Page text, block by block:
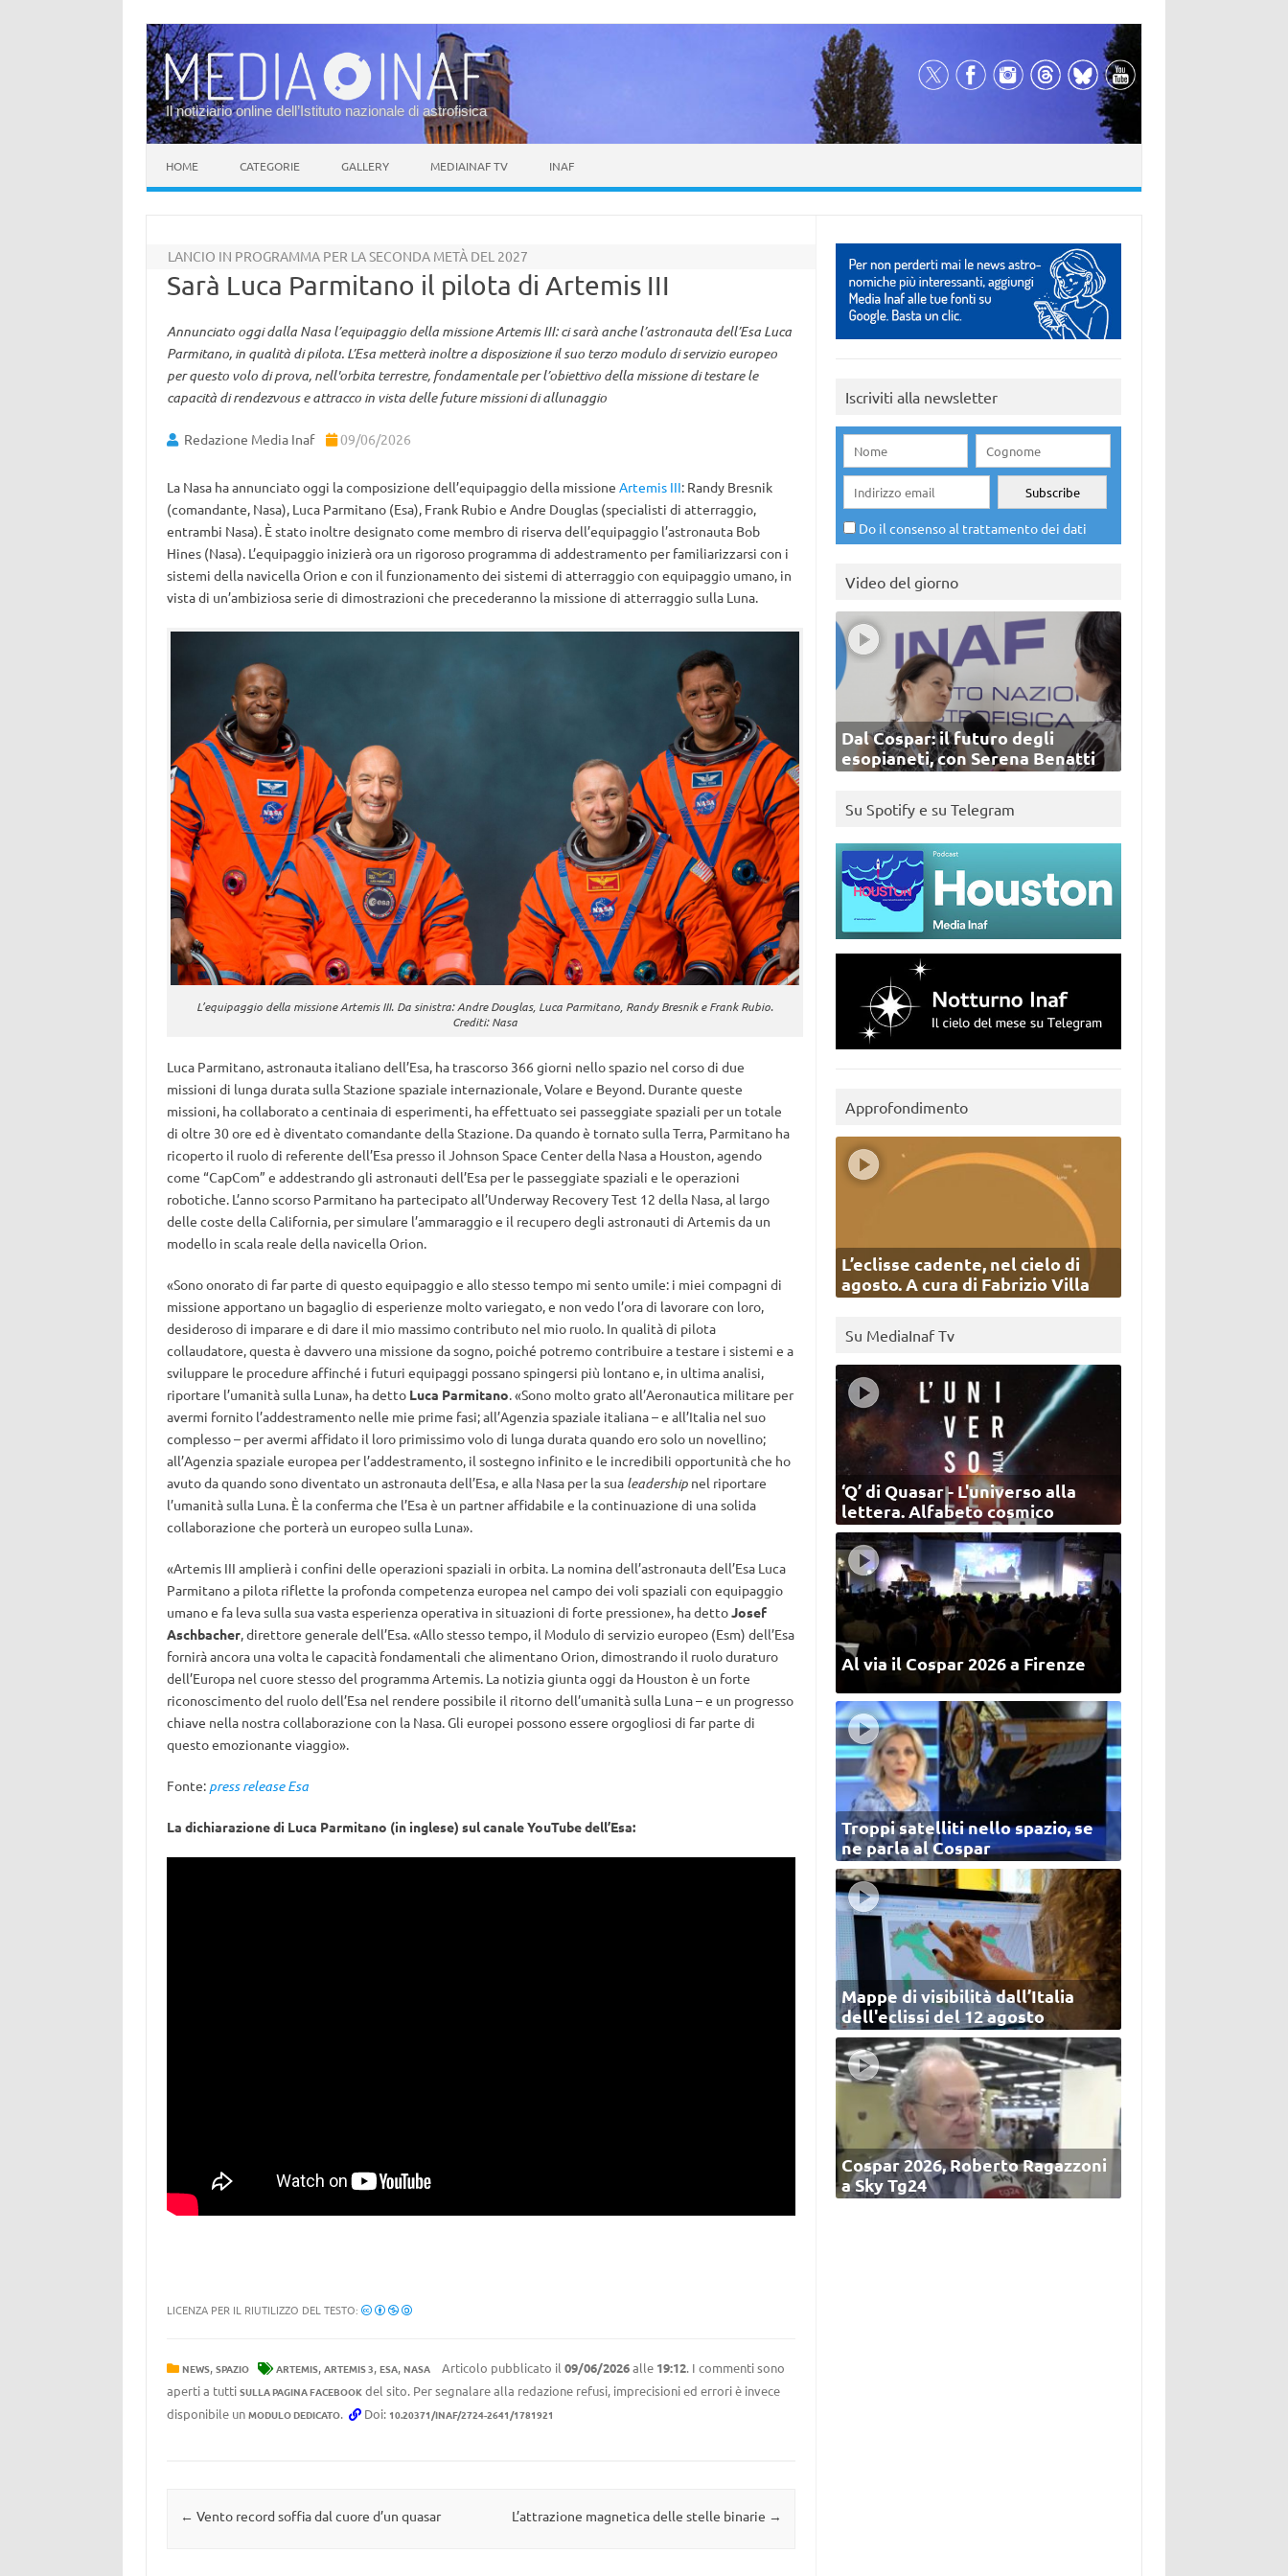
Il notiziario online dell’Istituto nazionale di astrofisica
HOME CATEGORIE GALLERY MEDIAINAF TV INAF
LANCIO IN PROGRAMMA PER LA SECONDA METÀ DEL 2027
Sarà Luca Parmitano il pilota di Artemis III
Annunciato oggi dalla Nasa l’equipaggio della missione Artemis III: ci sarà anche l’astronauta dell’Esa Luca
Parmitano, in qualità di pilota. L’Esa metterà inoltre a disposizione il suo terzo modulo di servizio europeo
per questo volo di prova, nell'orbita terrestre, fondamentale per l’obiettivo della missione di testare le
capacità di rendezvous e attracco in vista delle future missioni di allunaggio
Redazione Media Inaf 09/06/2026
La Nasa ha annunciato oggi la composizione dell’equipaggio della missione Artemis III: Randy Bresnik
(comandante, Nasa), Luca Parmitano (Esa), Frank Rubio e Andre Douglas (specialisti di atterraggio,
entrambi Nasa). È stato inoltre designato come membro di riserva dell’equipaggio l’astronauta Bob
Hines (Nasa). L’equipaggio inizierà ora un rigoroso programma di addestramento per familiarizzarsi con i
sistemi della navicella Orion e con il funzionamento dei sistemi di atterraggio con equipaggio umano, in
vista di un’ambiziosa serie di dimostrazioni che precederanno la missione di atterraggio sulla Luna.
L’equipaggio della missione Artemis III. Da sinistra: Andre Douglas, Luca Parmitano, Randy Bresnik e Frank Rubio.
Crediti: Nasa
Luca Parmitano, astronauta italiano dell’Esa, ha trascorso 366 giorni nello spazio nel corso di due
missioni di lunga durata sulla Stazione spaziale internazionale, Volare e Beyond. Durante queste
missioni, ha collaborato a centinaia di esperimenti, ha effettuato sei passeggiate spaziali per un totale
di oltre 30 ore ed è diventato comandante della Stazione. Da quando è tornato sulla Terra, Parmitano ha
ricoperto il ruolo di referente dell’Esa presso il Johnson Space Center della Nasa a Houston, agendo
come “CapCom” e addestrando gli astronauti dell’Esa per le passeggiate spaziali e le operazioni
robotiche. L’anno scorso Parmitano ha partecipato all’Underway Recovery Test 12 della Nasa, al largo
delle coste della California, per simulare l’ammaraggio e il recupero degli astronauti di Artemis da un
modello in scala reale della navicella Orion.
«Sono onorato di far parte di questo equipaggio e allo stesso tempo mi sento umile: i miei compagni di
missione apportano un bagaglio di esperienze molto variegato, e non vedo l’ora di lavorare con loro,
desideroso di imparare e di dare il mio massimo contributo nel mio ruolo. In qualità di pilota
collaudatore, questa è davvero una missione da sogno, poiché potremo contribuire a testare i sistemi e a
sviluppare le procedure affinché i futuri equipaggi possano spingersi più lontano e, in ultima analisi,
riportare l’umanità sulla Luna», ha detto Luca Parmitano. «Sono molto grato all’Aeronautica militare per
avermi fornito l’addestramento nelle mie prime fasi; all’Agenzia spaziale italiana – e all’Italia nel suo
complesso – per avermi affidato il loro primissimo volo di lunga durata quando ero solo un novellino;
all’Agenzia spaziale europea per l’addestramento, il sostegno infinito e le incredibili opportunità che ho
avuto da quando sono diventato un astronauta dell’Esa, e alla Nasa per la sua leadershipnel riportare
l’umanità sulla Luna. È la conferma che l’Esa è un partner affidabile e la continuazione di una solida
collaborazione che porterà un europeo sulla Luna».
«Artemis III amplierà i confini delle operazioni spaziali in orbita. La nomina dell’astronauta dell’Esa Luca
Parmitano a pilota riflette la profonda competenza europea nel campo dei voli spaziali con equipaggio
umano e fa leva sulla sua vasta esperienza operativa in situazioni di forte pressione», ha dettoJosef
Aschbacher, direttore generale dell’Esa. «Allo stesso tempo, il Modulo di servizio europeo (Esm) dell’Esa
fornirà ancora una volta le capacità fondamentali che alimentano Orion, dimostrando il ruolo duraturo
dell’Europa nel cuore stesso del programma Artemis. La notizia giunta oggi da Houston è un forte
riconoscimento del ruolo dell’Esa nel rendere possibile il ritorno dell’umanità sulla Luna – e un progresso
chiave nella nostra collaborazione con la Nasa. Gli europei possono essere orgogliosi di far parte di
questo emozionante viaggio».
Fonte: press release Esa
La dichiarazione di Luca Parmitano (in inglese) sul canale YouTube dell’Esa:
LICENZA PER IL RIUTILIZZO DEL TESTO:
NEWS, SPAZIO ARTEMIS, ARTEMIS 3, ESA, NASA Articolo pubblicato il 09/06/2026alle 19:12. I commenti sono
aperti a tutti SULLA PAGINA FACEBOOKdel sito. Per segnalare alla redazione refusi, imprecisioni ed errori è invece
disponibile un MODULO DEDICATO. Doi: 10.20371/INAF/2724-2641/1781921
Navigazione articolo
← Vento record soffia dal cuore d’un quasar L’attrazione magnetica delle stelle binarie →
Iscriviti alla newsletter
Do il consenso al trattamento dei dati
Video del giorno
Dal Cospar: il futuro degli
esopianeti, con Serena Benatti
Su Spotify e su Telegram
Approfondimento
L’eclisse cadente, nel cielo di
agosto. A cura di Fabrizio Villa
Su MediaInaf Tv
‘Q’ di Quasar - L'universo alla
lettera. Alfabeto cosmico
Al via il Cospar 2026 a Firenze
Troppi satelliti nello spazio, se
ne parla al Cospar
Mappe di visibilità dall’Italia
dell'eclissi del 12 agosto
Cospar 2026, Roberto Ragazzoni
a Sky Tg24